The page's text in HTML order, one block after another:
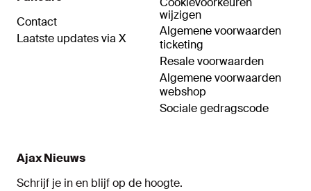
Contact
Laatste updates via X
wijzigen
Algemene voorwaarden
ticketing
Resale voorwaarden
Algemene voorwaarden
webshop
Sociale gedragscode
Ajax Nieuws
Schrijf je in en blijf op de hoogte.